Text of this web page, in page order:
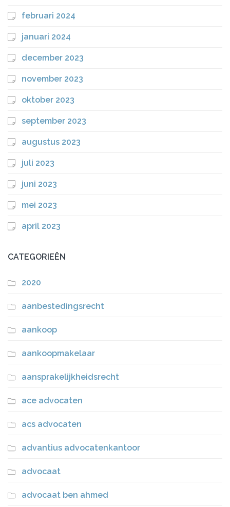
februari 2024
januari 2024
december 2023
november 2023
oktober 2023
september 2023
augustus 2023
juli 2023
juni 2023
mei 2023
april 2023
CATEGORIEËN
2020
aanbestedingsrecht
aankoop
aankoopmakelaar
aansprakelijkheidsrecht
ace advocaten
acs advocaten
advantius advocatenkantoor
advocaat
advocaat ben ahmed